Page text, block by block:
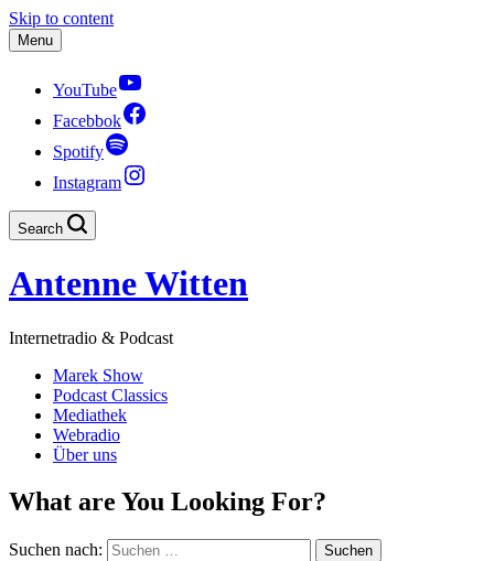
Skip to content
Menu
YouTube
Facebbok
Spotify
Instagram
Search
Antenne Witten
Internetradio & Podcast
Marek Show
Podcast Classics
Mediathek
Webradio
Über uns
What are You Looking For?
Suchen nach: